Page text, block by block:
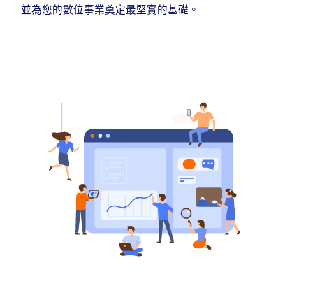
並為您的數位事業奠定最堅實的基礎。